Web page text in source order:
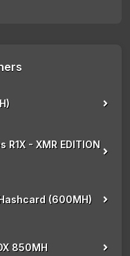
- XMR EDITION
(600MH)
850MH